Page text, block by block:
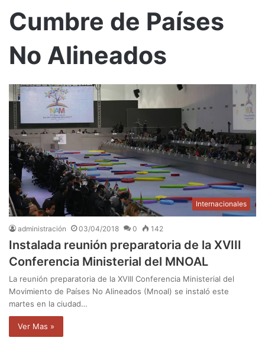
Cumbre de Países
No Alineados
Internacionales
administración 03/04/2018 0 142
Instalada reunión preparatoria de la XVIII
Conferencia Ministerial del MNOAL
La reunión preparatoria de la XVIII Conferencia Ministerial del
Movimiento de Países No Alineados (Mnoal) se instaló este
martes en la ciudad…
Ver Mas »